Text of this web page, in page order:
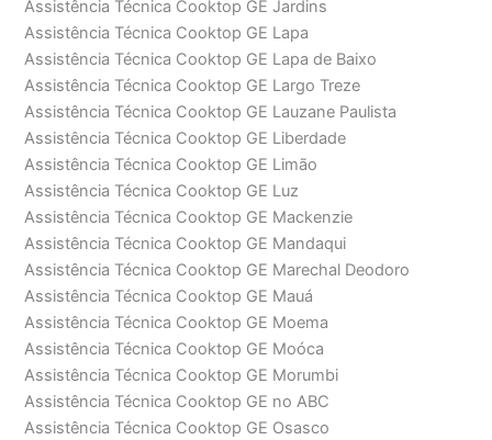
Assistência Técnica Cooktop GE Jardins
Assistência Técnica Cooktop GE Lapa
Assistência Técnica Cooktop GE Lapa de Baixo
Assistência Técnica Cooktop GE Largo Treze
Assistência Técnica Cooktop GE Lauzane Paulista
Assistência Técnica Cooktop GE Liberdade
Assistência Técnica Cooktop GE Limão
Assistência Técnica Cooktop GE Luz
Assistência Técnica Cooktop GE Mackenzie
Assistência Técnica Cooktop GE Mandaqui
Assistência Técnica Cooktop GE Marechal Deodoro
Assistência Técnica Cooktop GE Mauá
Assistência Técnica Cooktop GE Moema
Assistência Técnica Cooktop GE Moóca
Assistência Técnica Cooktop GE Morumbi
Assistência Técnica Cooktop GE no ABC
Assistência Técnica Cooktop GE Osasco